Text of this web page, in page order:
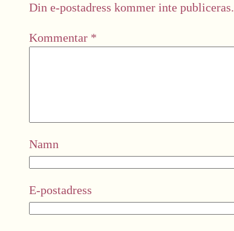
Din e-postadress kommer inte publiceras.
Kommentar *
Namn
E-postadress